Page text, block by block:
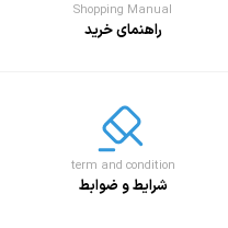
Shopping Manual
راهنمای خرید
term and condition
شرایط و ضوابط